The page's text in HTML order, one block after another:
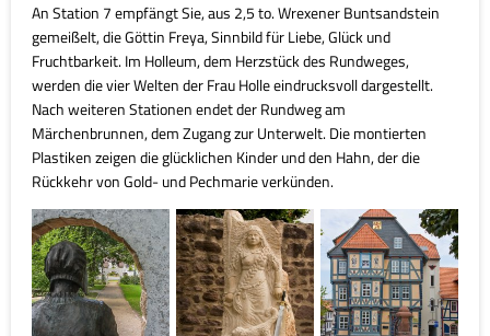
An Station 7 empfängt Sie, aus 2,5 to. Wrexener Buntsandstein
gemeißelt, die Göttin Freya, Sinnbild für Liebe, Glück und
Fruchtbarkeit. Im Holleum, dem Herzstück des Rundweges,
werden die vier Welten der Frau Holle eindrucksvoll dargestellt.
Nach weiteren Stationen endet der Rundweg am
Märchenbrunnen, dem Zugang zur Unterwelt. Die montierten
Plastiken zeigen die glücklichen Kinder und den Hahn, der die
Rückkehr von Gold- und Pechmarie verkünden.